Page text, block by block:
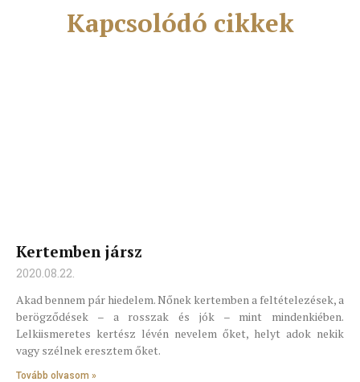
Kapcsolódó cikkek
Kertemben jársz
2020.08.22.
Akad bennem pár hiedelem. Nőnek kertemben a feltételezések, a
berögződések – a rosszak és jók – mint mindenkiében.
Lelkiismeretes kertész lévén nevelem őket, helyt adok nekik
vagy szélnek eresztem őket.
Tovább olvasom »